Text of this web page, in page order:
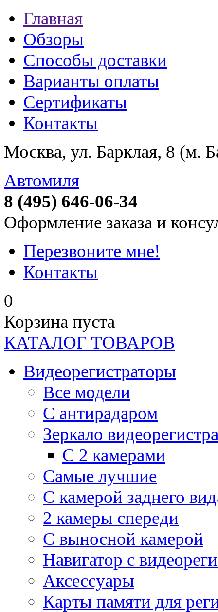
Главная
Обзоры
Способы доставки
Варианты оплаты
Сертификаты
Контакты
Москва, ул. Барклая, 8 (м.
Автомиля
8 (495) 646-06-34
Оформление заказа и
Перезвоните мне!
Контакты
0
Корзина пуста
КАТАЛОГ ТОВАРОВ
Видеорегистраторы
Все модели
C антирадаром
Зеркало
С 2 камерами
Самые лучшие
С камерой заднего
2 камеры спереди
С выносной камерой
Навигатор с
Аксессуары
Карты памяти для